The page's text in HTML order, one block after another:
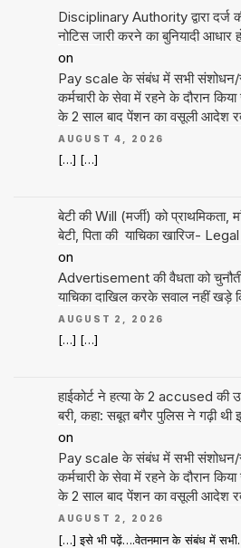
Disciplinary Authority द्वारा दर्ज
नोटिस जारी करने का बुनियादी
on
Pay scale के संबंध में सभी संशोधन/
कर्मचारी के सेवा में रहने के दौरान किया
के 2 साल बाद पेंशन का वसूली आदेश
AUGUST 4, 2026
[…] […]
बेटी की Will (मर्जी) को प्राथमिकता,
बेटी, पिता की याचिका खारिज-
on
Advertisement की वैधता को चुनौती
याचिका दाखिल करके सवाल नहीं खड़े
AUGUST 2, 2026
[…] […]
हाईकोर्ट ने हत्या के 2 accused की
बरी, कहा: सबूत बगैर पुलिस ने गढ़ी थी
on
Pay scale के संबंध में सभी संशोधन/
कर्मचारी के सेवा में रहने के दौरान किया
के 2 साल बाद पेंशन का वसूली आदेश
AUGUST 2, 2026
[…] इसे भी पढ़ें….वेतनमान के संबंध में